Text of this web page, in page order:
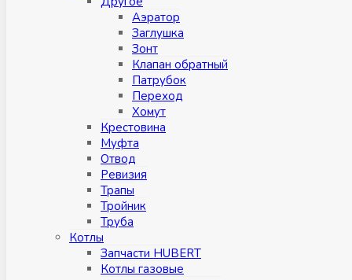
Аэратор
Заглушкa
Зонт
Клапан обратный
Патрубок
Переход
Хомут
Крестовина
Муфтa
Отвод
Ревизия
Трапы
Тройник
Труба
Котлы
Запчасти HUBERT
Котлы газовые